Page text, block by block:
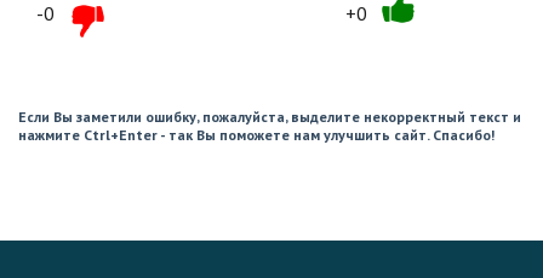
-0 +0
Если Вы заметили ошибку, пожалуйста, выделите некорректный текст и
нажмите Ctrl+Enter - так Вы поможете нам улучшить сайт. Спасибо!